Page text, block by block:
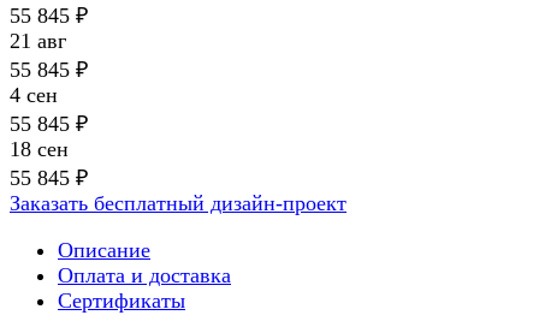
55 845 ₽
21 авг
55 845 ₽
4 сен
55 845 ₽
18 сен
55 845 ₽
Заказать бесплатный дизайн-проект
Описание
Оплата и доставка
Сертификаты